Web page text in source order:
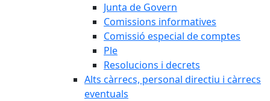
Junta de Govern
Comissions informatives
Comissió especial de comptes
Ple
Resolucions i decrets
Alts càrrecs, personal directiu i càrrecs
eventuals